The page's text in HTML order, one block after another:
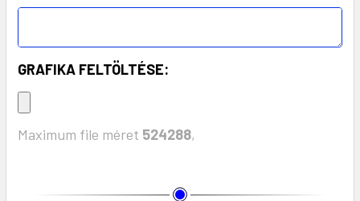
GRAFIKA FELTÖLTÉSE:
Maximum file méret 524288,